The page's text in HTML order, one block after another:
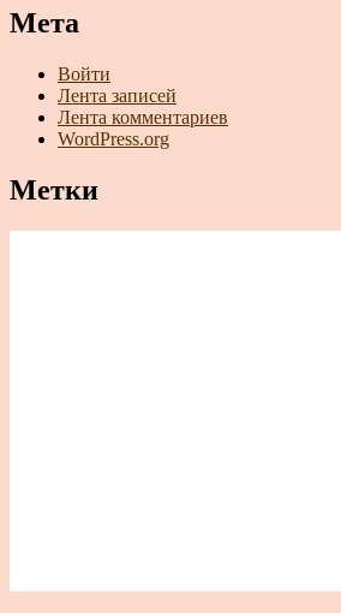
Мета
Войти
Лента записей
Лента комментариев
WordPress.org
Метки